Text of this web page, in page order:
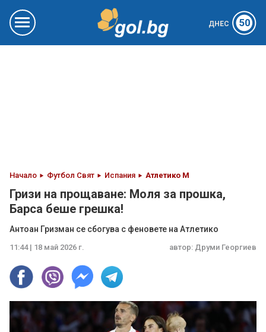
ДНЕС 50
Начало Футбол Свят Испания Атлетико М
Гризи на прощаване: Моля за прошка,
Барса беше грешка!
Антоан Гризман се сбогува с феновете на Атлетико
11:44 | 18 май 2026 г. автор: Друми Георгиев